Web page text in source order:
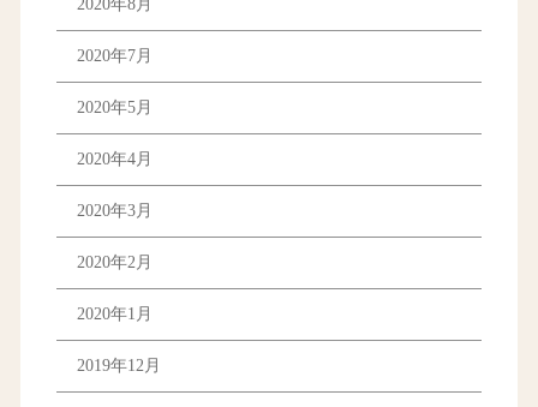
2020年8月
2020年7月
2020年5月
2020年4月
2020年3月
2020年2月
2020年1月
2019年12月